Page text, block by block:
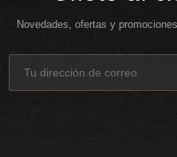
Novedades, ofertas y